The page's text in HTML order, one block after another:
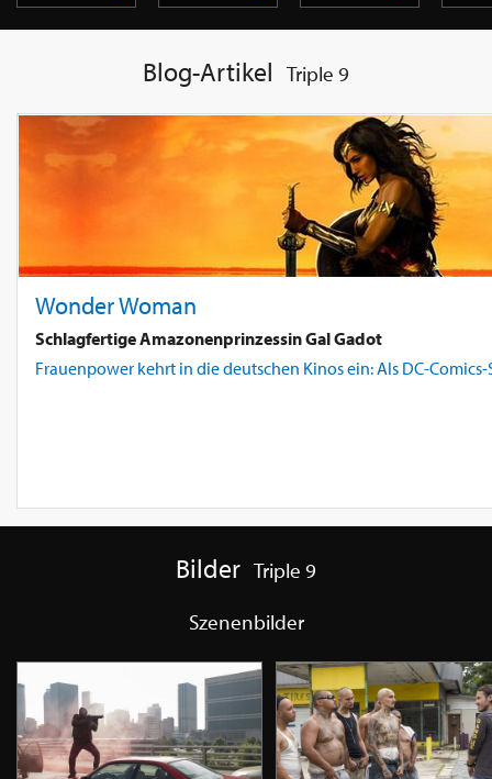
Blog-Artikel Triple 9
Wonder Woman
Schlagfertige Amazonenprinzessin Gal Gadot
Frauenpower kehrt in die deutschen Kinos ein: Als DC-
Bilder Triple 9
Szenenbilder